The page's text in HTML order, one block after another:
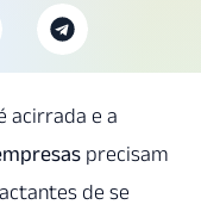
acirrada e a
precisam
de se